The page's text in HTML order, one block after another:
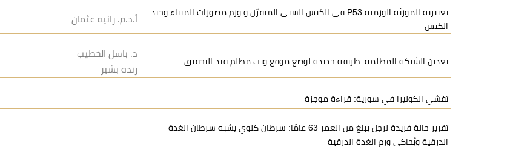
تعبيرية المورثة الورمية P53 في الكيس السني المتقرّن و ورم مصورات الميناء وحيد
الكيس
أ.د.م. رانيه عثمان
تعدين الشبكة المظلمة: طريقة جديدة لوضع موقع ويب مظلم قيد التحقيق
د. باسل الخطيب
رنده بشير
تفشي الكوليرا في سورية: قراءة موجزة
تقرير حالة فريدة لرجل يبلغ من العمر 63 عامًا: سرطان كلوي يشبه سرطان الغدة
الدرقية ويُحاكي ورم الغدة الدرقية